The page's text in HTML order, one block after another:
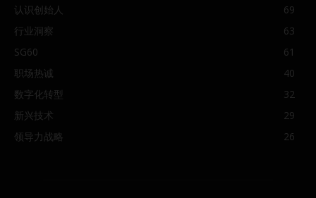
认识创始人
69
行业洞察
63
SG60
61
职场热诚
40
数字化转型
32
新兴技术
29
领导力战略
26